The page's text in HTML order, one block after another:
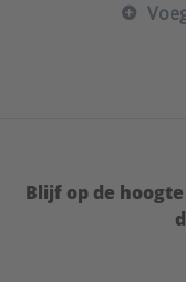
Blijf op de